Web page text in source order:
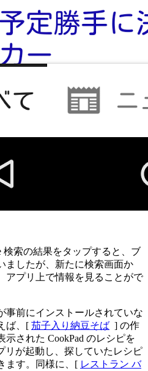
検索の結果をタップすると、ブ
ましたが、新たに検索画面か
アプリ上で情報を見ることがで
事前にインストールされていな
ば、[ 茄子入り納豆そば ] の作
された CookPad のレシピを
リが起動し、探していたレシピ
ます。同様に、[ レストラン バ